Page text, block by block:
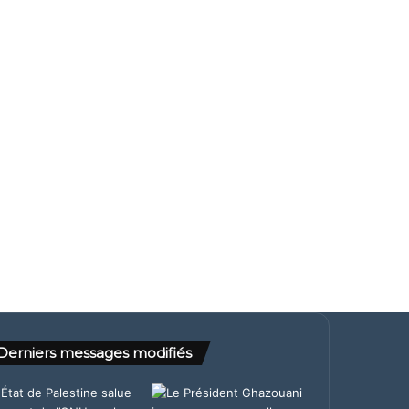
messages modifiés